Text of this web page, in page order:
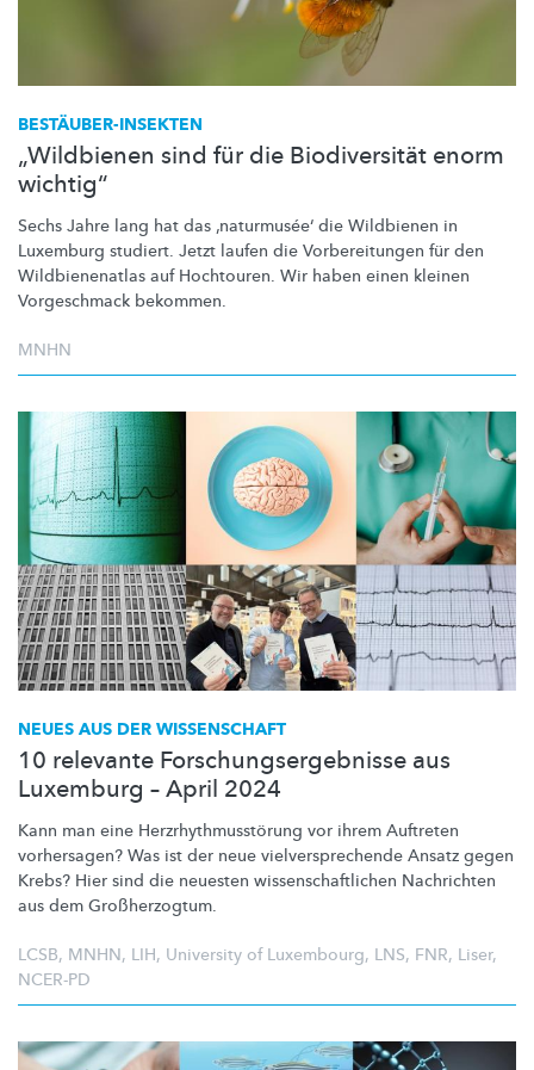
BESTÄUBER-INSEKTEN
„Wildbienen sind für die Biodiversität enorm
wichtig“
Sechs Jahre lang hat das ‚naturmusée‘ die Wildbienen in
Luxemburg studiert. Jetzt laufen die Vorbereitungen für den
Wildbienenatlas auf Hochtouren. Wir haben einen kleinen
Vorgeschmack bekommen.
MNHN
NEUES AUS DER WISSENSCHAFT
10 relevante Forschungsergebnisse aus
Luxemburg – April 2024
Kann man eine Herzrhythmusstörung vor ihrem Auftreten
vorhersagen? Was ist der neue vielversprechende Ansatz gegen
Krebs? Hier sind die neuesten wissenschaftlichen Nachrichten
aus dem Großherzogtum.
LCSB, MNHN, LIH, University of Luxembourg, LNS, FNR, Liser,
NCER-PD